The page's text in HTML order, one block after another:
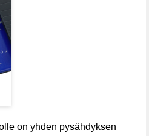
on yhden pysähdyksen